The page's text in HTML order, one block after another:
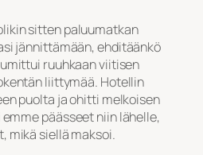
sitten paluumatkan
jännittämään, ehditäänkö
ruuhkaan viitisen
liittymää. Hotellin
puolta ja ohitti melkoisen
päässeet niin lähelle,
mikä siellä maksoi.